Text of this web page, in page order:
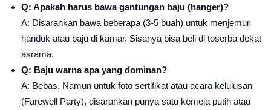
Q: Apakah harus bawa gantungan baju (hanger)?
A: Disarankan bawa beberapa (3-5 buah) untuk menjemur
handuk atau baju di kamar. Sisanya bisa beli di toserba dekat
asrama.
Q: Baju warna apa yang dominan?
A: Bebas. Namun untuk foto sertifikat atau acara kelulusan
(Farewell Party), disarankan punya satu kemeja putih atau